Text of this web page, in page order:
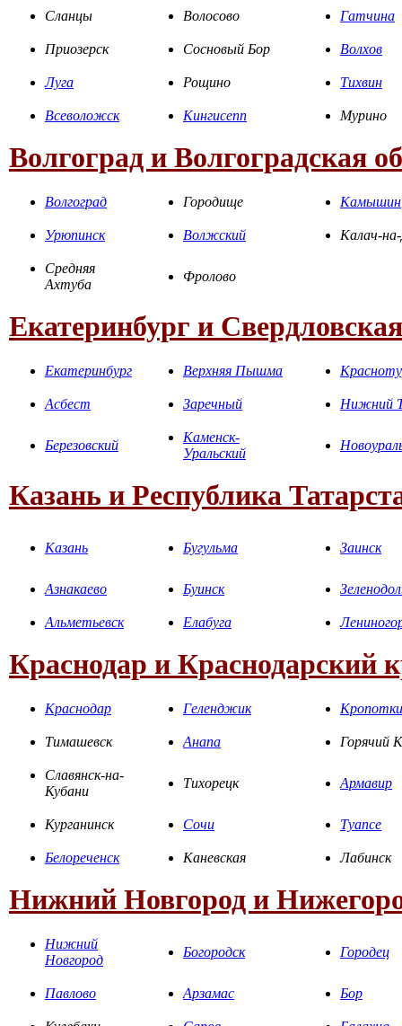
Сланцы Волосово Гатчина
Приозерск Сосновый Бор Волхов
Луга Рощино Тихвин
Всеволожск Кингисепп Мурино
Волгоград и Волгоградская
Волгоград Городище Камышин
Урюпинск Волжский Калач-
Средняя
Ахтуба
Фролово
Екатеринбург и
Екатеринбург Верхняя Пышма
Асбест Заречный Нижний
Березовский
Каменск-
Уральский
Казань и Республика
Казань Бугульма Заинск
Азнакаево Буинск
Альметьевск Елабуга
Краснодар и Краснодарский
Краснодар Геленджик
Тимашевск Анапа Горячий
Славянск-на-
Кубани
Тихорецк Армавир
Курганинск Сочи Туапсе
Белореченск Каневская Лабинск
Нижний Новгород и
Нижний
Новгород
Богородск Городец
Павлово Арзамас Бор